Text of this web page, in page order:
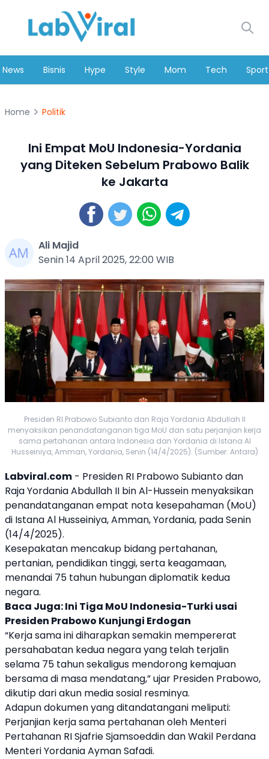
News Bisnis Hype Style Mom Tech Sport
Home Politik
Ini Empat MoU Indonesia-Yordania
yang Diteken Sebelum Prabowo Balik
ke Jakarta
Ali Majid
Senin 14 April 2025, 22:00 WIB
Presiden RI Prabowo Subianto dan Raja Yordania Abdullah II
menyaksikan penandatanganan tiga MoU dan satu perjanjian kerja
sama pertahanan antara Indonesia dan Yordania di Istana Al
Husseiniya, Amman, Yordania, Senin (14/4/2025). (Sumber: Antara)
Labviral.com - Presiden RI PrabowoSubianto dan
RajaYordaniaAbdullah II bin Al-Hussein menyaksikan
penandatanganan empat nota kesepahaman (MoU)
di Istana Al Husseiniya, Amman,Yordania, pada Senin
(14/4/2025).
Kesepakatan mencakup bidang pertahanan,
pertanian, pendidikan tinggi, serta keagamaan,
menandai 75 tahun hubungan diplomatik kedua
negara.
Baca Juga:Ini Tiga MoU Indonesia-Turki usai
Presiden Prabowo Kunjungi Erdogan
“Kerja sama ini diharapkan semakin mempererat
persahabatan kedua negara yang telah terjalin
selama 75 tahun sekaligus mendorong kemajuan
bersama di masa mendatang,” ujar Presiden Prabowo,
dikutip dari akun media sosial resminya.
Adapun dokumen yang ditandatangani meliputi:
Perjanjian kerja sama pertahanan oleh Menteri
Pertahanan RI Sjafrie Sjamsoeddin dan Wakil Perdana
MenteriYordaniaAyman Safadi.